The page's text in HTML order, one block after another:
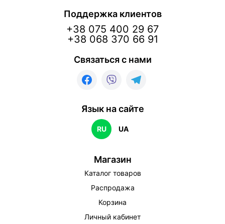
Поддержка клиентов
+38 075 400 29 67
+38 068 370 66 91
Связаться с нами
Язык на сайте
RU UA
Магазин
Каталог товаров
Распродажа
Корзина
Личный кабинет